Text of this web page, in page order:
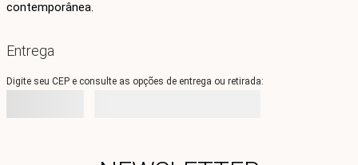
contemporânea.
Entrega
Digite seu CEP e consulte as opções de entrega ou retirada: